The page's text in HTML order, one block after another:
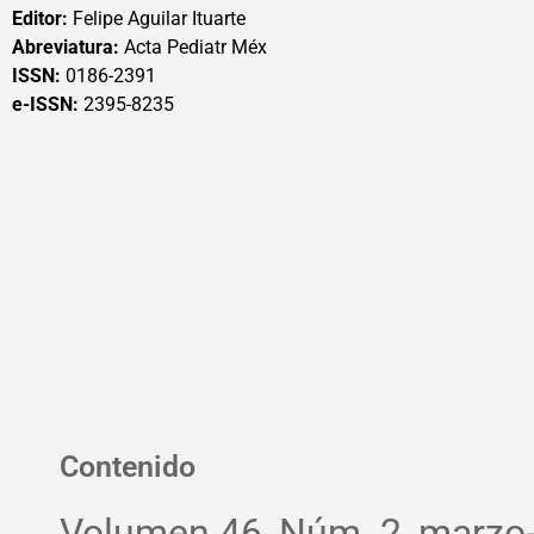
Editor: Felipe Aguilar Ituarte
Abreviatura: Acta Pediatr Méx
ISSN: 0186-2391
e-ISSN: 2395-8235
Contenido